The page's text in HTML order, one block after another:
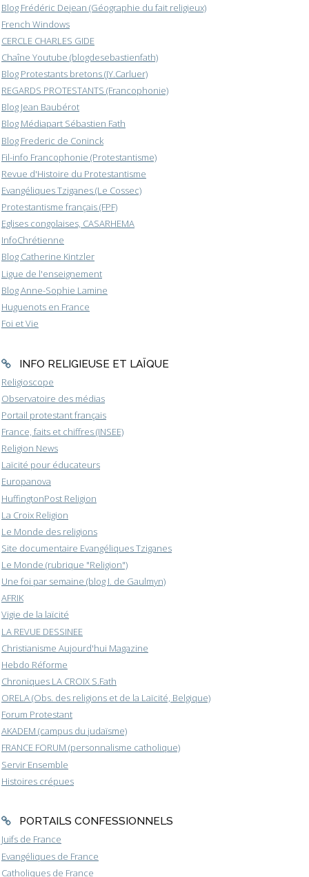
Blog Frédéric Dejean (Géographie du fait religieux)
French Windows
CERCLE CHARLES GIDE
Chaîne Youtube (blogdesebastienfath)
Blog Protestants bretons (JY.Carluer)
REGARDS PROTESTANTS (Francophonie)
Blog Jean Baubérot
Blog Médiapart Sébastien Fath
Blog Frederic de Coninck
Fil-info Francophonie (Protestantisme)
Revue d'Histoire du Protestantisme
Evangéliques Tziganes (Le Cossec)
Protestantisme français (FPF)
Eglises congolaises, CASARHEMA
InfoChrétienne
Blog Catherine Kintzler
Ligue de l'enseignement
Blog Anne-Sophie Lamine
Huguenots en France
Foi et Vie
INFO RELIGIEUSE ET LAÏQUE
Religioscope
Observatoire des médias
Portail protestant français
France, faits et chiffres (INSEE)
Religion News
Laïcité pour éducateurs
Europanova
HuffingtonPost Religion
La Croix Religion
Le Monde des religions
Site documentaire Evangéliques Tziganes
Le Monde (rubrique "Religion")
Une foi par semaine (blog I. de Gaulmyn)
AFRIK
Vigie de la laïcité
LA REVUE DESSINEE
Christianisme Aujourd'hui Magazine
Hebdo Réforme
Chroniques LA CROIX S.Fath
ORELA (Obs. des religions et de la Laïcité, Belgique)
Forum Protestant
AKADEM (campus du judaïsme)
FRANCE FORUM (personnalisme catholique)
Servir Ensemble
Histoires crépues
PORTAILS CONFESSIONNELS
Juifs de France
Evangéliques de France
Catholiques de France